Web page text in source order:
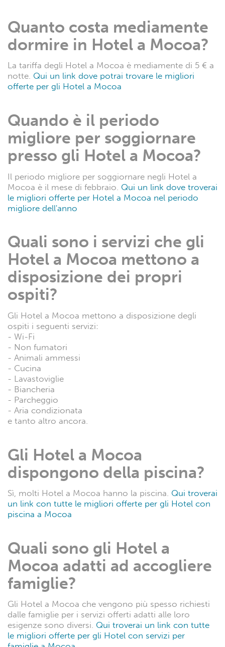
Quanto costa mediamente
dormire in Hotel a Mocoa?
La tariffa degli Hotel a Mocoa è mediamente di 5 € a
notte. Qui un link dove potrai trovare le migliori
offerte per gli Hotel a Mocoa
Quando è il periodo
migliore per soggiornare
presso gli Hotel a Mocoa?
Il periodo migliore per soggiornare negli Hotel a
Mocoa è il mese di febbraio. Qui un link dove troverai
le migliori offerte per Hotel a Mocoa nel periodo
migliore dell'anno
Quali sono i servizi che gli
Hotel a Mocoa mettono a
disposizione dei propri
ospiti?
Gli Hotel a Mocoa mettono a disposizione degli
ospiti i seguenti servizi:
- Wi-Fi
- Non fumatori
- Animali ammessi
- Cucina
- Lavastoviglie
- Biancheria
- Parcheggio
- Aria condizionata
e tanto altro ancora.
Gli Hotel a Mocoa
dispongono della piscina?
Sì, molti Hotel a Mocoa hanno la piscina. Qui troverai
un link con tutte le migliori offerte per gli Hotel con
piscina a Mocoa
Quali sono gli Hotel a
Mocoa adatti ad accogliere
famiglie?
Gli Hotel a Mocoa che vengono più spesso richiesti
dalle famiglie per i servizi offerti adatti alle loro
esigenze sono diversi. Qui troverai un link con tutte
le migliori offerte per gli Hotel con servizi per